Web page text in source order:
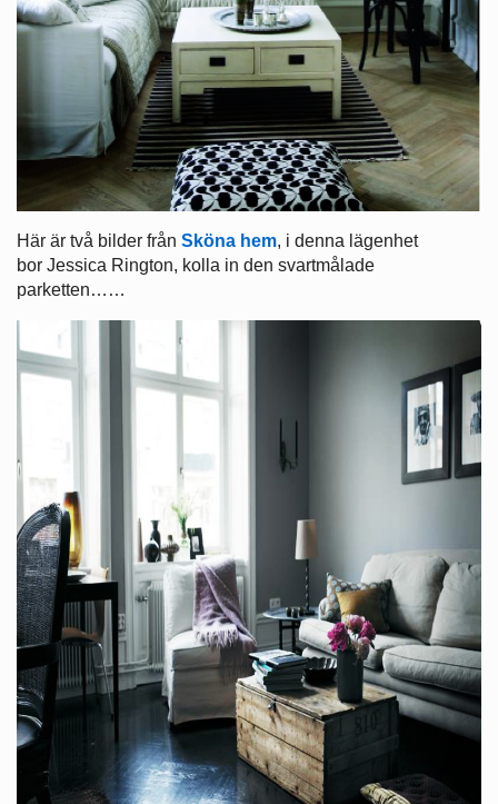
Här är två bilder från Sköna hem, i denna lägenhet
bor Jessica Rington, kolla in den svartmålade
parketten……